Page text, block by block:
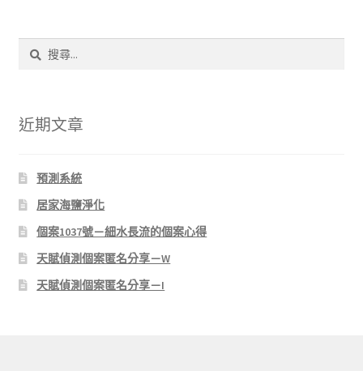
字:
近期文章
預測系統
居家海鹽淨化
個案1037號－細水長流的個案心得
天賦偵測個案匿名分享－W
天賦偵測個案匿名分享－I